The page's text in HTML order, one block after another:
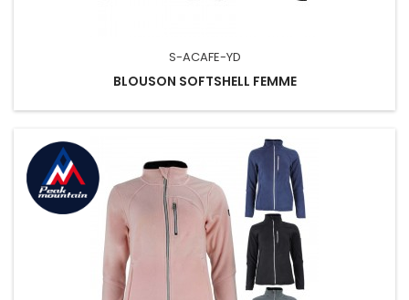
S-ACAFE-YD
BLOUSON SOFTSHELL FEMME